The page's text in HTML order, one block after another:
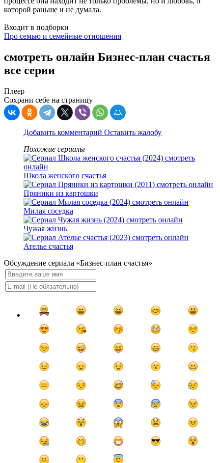
которой раньше и не думала.
Входит в подборки
Про семью и семейные отношения
смотреть онлайн Бизнес-план счастья
все серии
Плеер
Сохрани себе на страницу
Добавить комментарий Оставить жалобу
Похожие сериалы
Школа женского счастья
Пряники из картошки
Милая соседка
Чужая жизнь
Ателье счастья
Обсуждение сериала «Бизнес-план счастья»